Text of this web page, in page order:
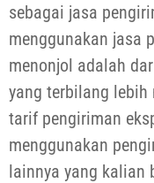
sebagai jasa
menggunakan jasa
menonjol adalah
yang terbilang lebih
tarif pengiriman
menggunakan
lainnya yang kalian